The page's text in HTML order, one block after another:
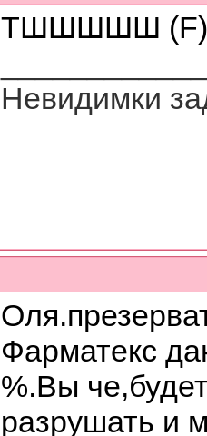
ТШШШШШ (F)
Невидимки
Фарматекс
%.Вы
разрушать и